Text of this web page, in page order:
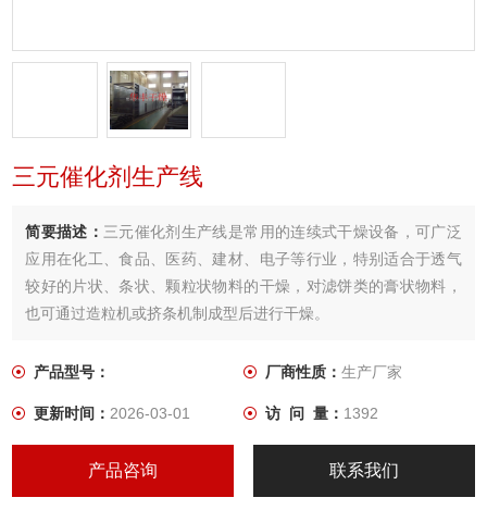
三元催化剂生产线
简要描述： 三元催化剂生产线是常用的连续式干燥设备，可广泛
应用在化工、食品、医药、建材、电子等行业，特别适合于透气
较好的片状、条状、颗粒状物料的干燥，对滤饼类的膏状物料，
也可通过造粒机或挤条机制成型后进行干燥。
产品型号： 厂商性质： 生产厂家
更新时间：2026-03-01 访 问 量： 1392
产品咨询 联系我们